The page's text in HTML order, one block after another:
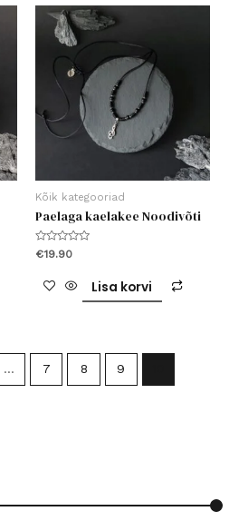
Kõik kategooriad
Paelaga kaelakee Noodivõti
Hinnanguga
0
€19.90
Lisa korvi
… 7 8 9